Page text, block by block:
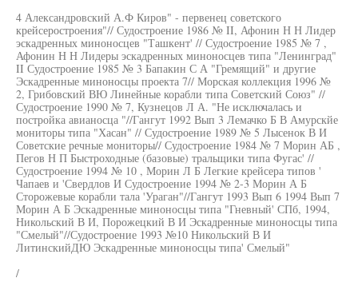
4 Александровский А.Ф Киров" - первенец советского
крейсеростроения"// Судостроение 1986 № II, Афонин Н Н Лидер
эскадренных миноносцев "Ташкент' // Судостроение 1985 № 7 ,
Афонин Н Н Лидеры эскадренных миноносцев типа "Ленинград"
II Судостроение 1985 № 3 Бапакин С А "Гремящий" и другие
Эскадренные миноносцы проекта 7// Морская коллекция 1996 №
2, Грибовский ВЮ Линейные корабли типа Советский Союз" //
Судостроение 1990 № 7, Кузнецов Л А. "Не исключалась и
постройка авианосца "//Гангут 1992 Вып 3 Лемачко Б В Амурскйе
мониторы типа "Хасан" // Судостроение 1989 № 5 Лысенок В И
Советские речные мониторы// Судостроение 1984 № 7 Морин АБ ,
Пегов Н П Быстроходные (базовые) тральщики типа Фугас' //
Судостроение 1994 № 10 , Морин Л Б Легкие крейсера типов '
Чапаев и 'Свердлов И Судостроение 1994 № 2-3 Морин А Б
Сторожевые корабли тала 'Ураган"//Гангут 1993 Вып 6 1994 Вып 7
Морин А Б Эскадренные миноносцы типа "Гневный' СПб, 1994,
Никольский В И, Порожецкий В И Эскадренные миноносцы типа
"Смелый"//Судостроение 1993 №10 Никольский В И
ЛитинскийДЮ Эскадренные миноносцы типа' Смелый"
/